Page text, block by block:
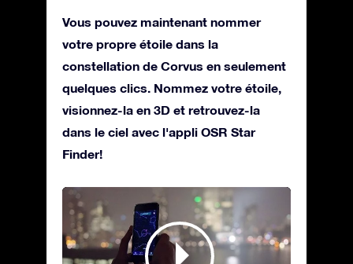
Vous pouvez maintenant nommer
votre propre étoile dans la
constellation de Corvus en seulement
quelques clics. Nommez votre étoile,
visionnez-la en 3D et retrouvez-la
dans le ciel avec l'appli OSR Star
Finder!